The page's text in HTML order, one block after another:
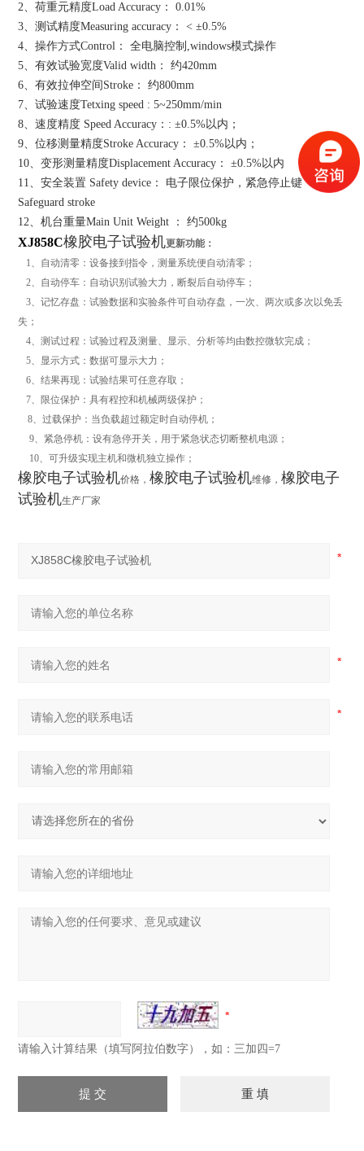
2、荷重元精度Load Accuracy： 0.01%
3、测试精度Measuring accuracy： < ±0.5%
4、操作方式Control： 全电脑控制,windows模式操作
5、有效试验宽度Valid width： 约420mm
6、有效拉伸空间Stroke： 约800mm
7、试验速度Tetxing speed : 5~250mm/min
8、速度精度 Speed Accuracy：: ±0.5%以内；
9、位移测量精度Stroke Accuracy： ±0.5%以内；
10、变形测量精度Displacement Accuracy： ±0.5%以内
11、安全装置 Safety device： 电子限位保护，紧急停止键
Safeguard stroke
12、机台重量Main Unit Weight ： 约500kg
XJ858C橡胶电子试验机更新功能：
1、自动清零：设备接到指令，测量系统便自动清零；
2、自动停车：自动识别试验大力，断裂后自动停车；
3、记忆存盘：试验数据和实验条件可自动存盘，一次、两次或多次以免丢
失；
4、测试过程：试验过程及测量、显示、分析等均由数控微软完成；
5、显示方式：数据可显示大力；
6、结果再现：试验结果可任意存取；
7、限位保护：具有程控和机械两级保护；
8、过载保护：当负载超过额定时自动停机；
9、紧急停机：设有急停开关，用于紧急状态切断整机电源；
10、可升级实现主机和微机独立操作；
橡胶电子试验机价格，橡胶电子试验机维修，橡胶电子
试验机生产厂家
请输入计算结果（填写阿拉伯数字），如：三加四=7